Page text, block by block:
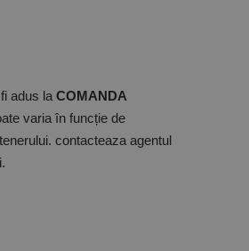
adus la COMANDA
varia în funcție de
contacteaza agentul